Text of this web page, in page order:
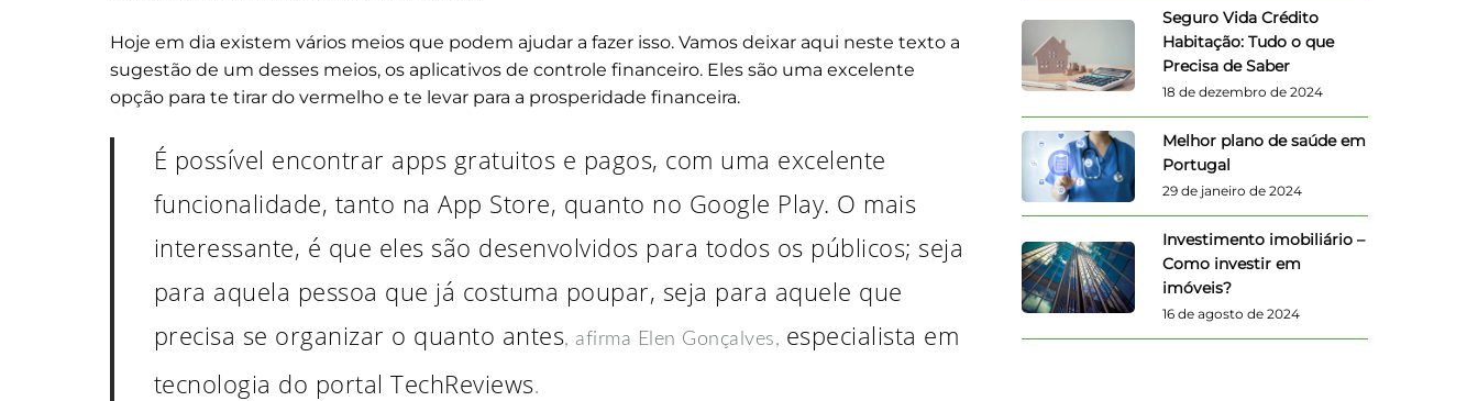
Hoje em dia existem vários meios que podem ajudar a fazer isso. Vamos deixar aqui neste texto a
sugestão de um desses meios, os aplicativos de controle financeiro. Eles são uma excelente
opção para te tirar do vermelho e te levar para a prosperidade financeira.
É possível encontrar apps gratuitos e pagos, com uma excelente
funcionalidade, tanto na App Store, quanto no Google Play. O mais
interessante, é que eles são desenvolvidos para todos os públicos; seja
para aquela pessoa que já costuma poupar, seja para aquele que
precisa se organizar o quanto antes, afirma Elen Gonçalves, especialista em
tecnologia do portal TechReviews.
Seguro Vida Crédito
Habitação: Tudo o que
Precisa de Saber
18 de dezembro de 2024
Melhor plano de saúde em
Portugal
29 de janeiro de 2024
Investimento imobiliário –
Como investir em
imóveis?
16 de agosto de 2024